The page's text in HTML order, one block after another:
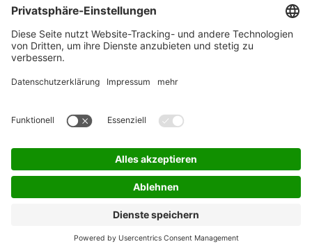
Fax: 035200 26-3369
E-Mail:
Wenzel@hausamkarswald.de
Inhaltsübersicht Impressum / Datenschutz
Kontakt Barrierefreiheit